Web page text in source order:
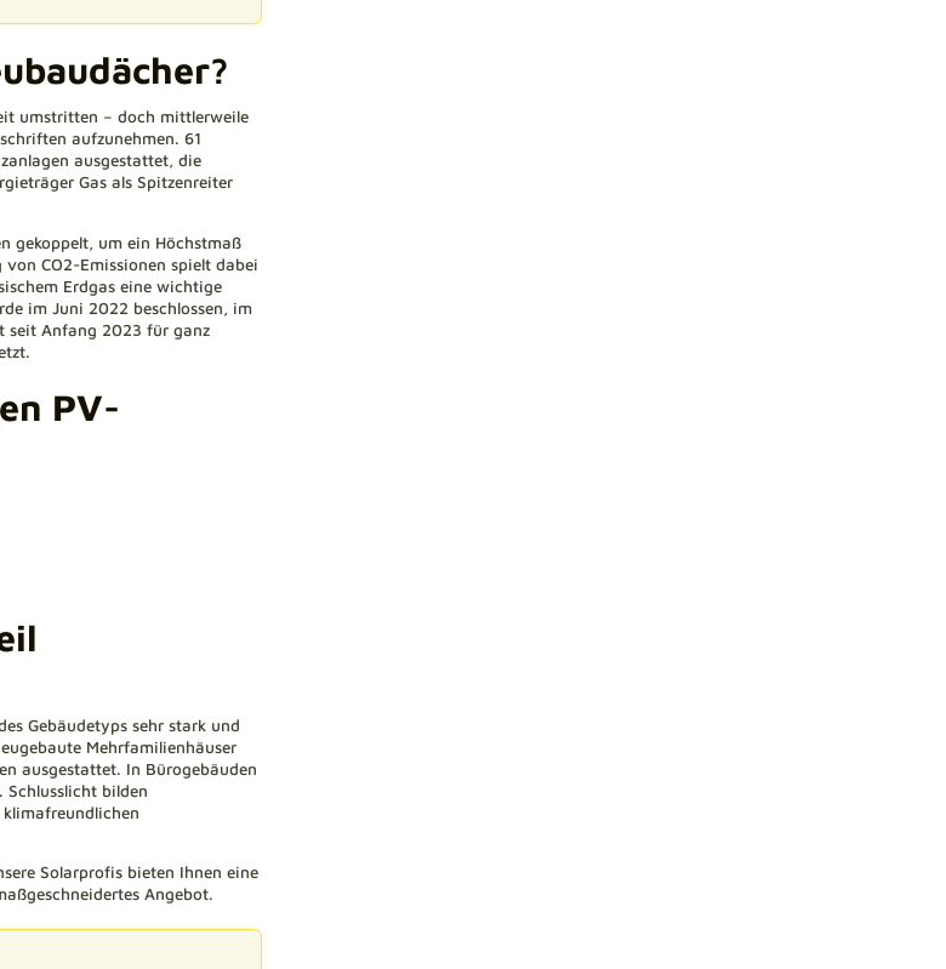
umstritten – doch mittlerweile
aufzunehmen. 61
ausgestattet, die
Gas als Spitzenreiter
gekoppelt, um ein Höchstmaß
CO2-Emissionen spielt dabei
Erdgas eine wichtige
im Juni 2022 beschlossen, im
seit Anfang 2023 für ganz
PV-
Gebäudetyps sehr stark und
Mehrfamilienhäuser
ausgestattet. In Bürogebäuden
bilden
Solarprofis bieten Ihnen eine
Angebot.